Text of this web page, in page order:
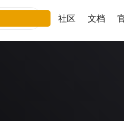
社区 文档